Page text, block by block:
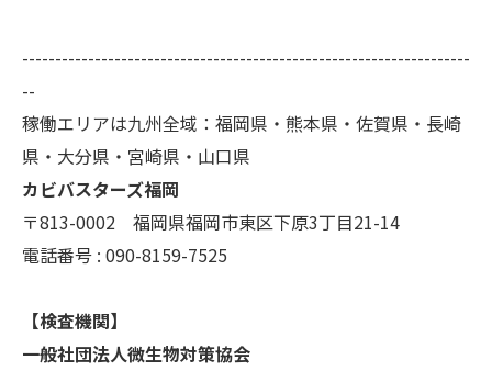
--------------------------------------------------------------------
--
稼働エリアは九州全域：福岡県・熊本県・佐賀県・長崎
県・大分県・宮崎県・山口県
カビバスターズ福岡
〒813-0002 福岡県福岡市東区下原3丁目21-14
電話番号 : 090-8159-7525
【検査機関】
一般社団法人微生物対策協会